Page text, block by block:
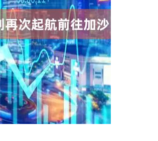
证成指 14311.01 200.89